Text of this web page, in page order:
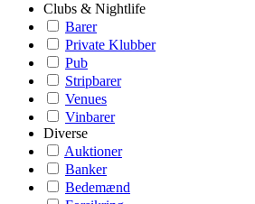
Clubs & Nightlife
Barer
Private Klubber
Pub
Stripbarer
Venues
Vinbarer
Diverse
Auktioner
Banker
Bedemænd